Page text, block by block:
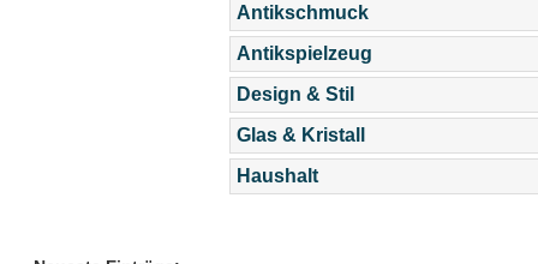
Antikschmuck
Antikspielzeug
Design & Stil
Glas & Kristall
Haushalt